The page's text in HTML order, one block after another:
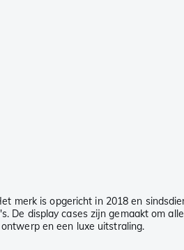
merk is opgericht in 2018 en
De display cases zijn gemaakt om
en een luxe uitstraling.